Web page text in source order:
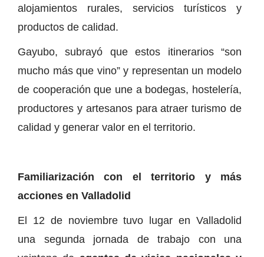
alojamientos rurales, servicios turísticos y
productos de calidad.
Gayubo, subrayó que estos itinerarios “son
mucho más que vino” y representan un modelo
de cooperación que une a bodegas, hostelería,
productores y artesanos para atraer turismo de
calidad y generar valor en el territorio.
Familiarización con el territorio y más
acciones en Valladolid
El 12 de noviembre tuvo lugar en Valladolid
una segunda jornada de trabajo con una